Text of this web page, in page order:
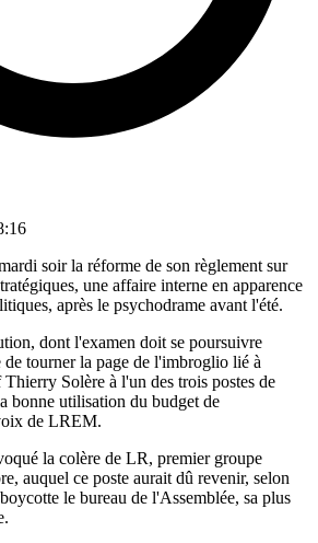
soir la réforme de son règlement sur
une affaire interne en apparence
après le psychodrame avant l'été.
dont l'examen doit se poursuivre
tourner la page de l'imbroglio lié à
Solère à l'un des trois postes de
bonne utilisation du budget de
de LREM.
la colère de LR, premier groupe
auquel ce poste aurait dû revenir, selon
le bureau de l'Assemblée, sa plus